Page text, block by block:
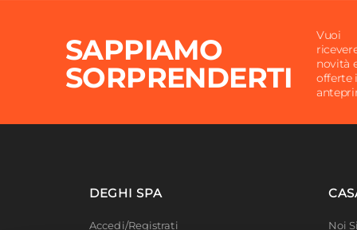
SAPPIAMO
SORPRENDERTI
Vuoi
novità
offerte
DEGHI SPA
Accedi/Registrati Noi